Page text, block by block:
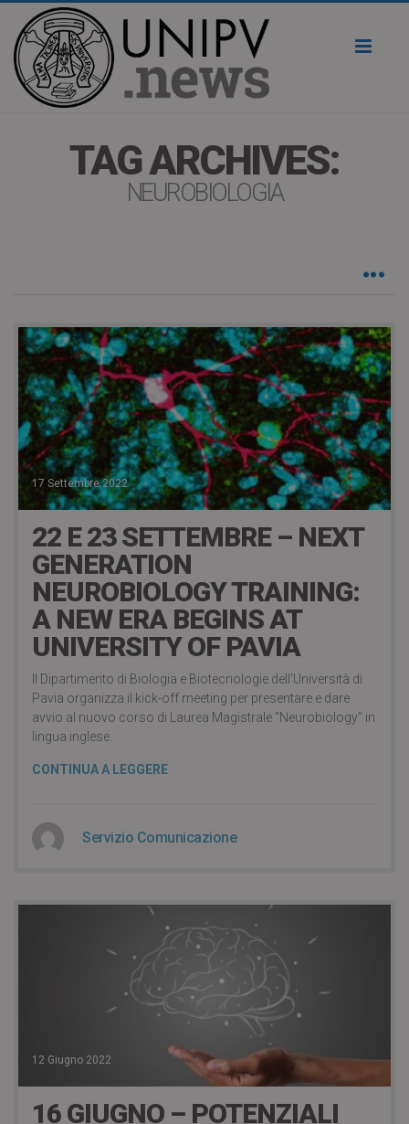
TAG ARCHIVES:
NEUROBIOLOGIA
17 Settembre 2022
22 E 23 SETTEMBRE – NEXT
GENERATION
NEUROBIOLOGY TRAINING:
A NEW ERA BEGINS AT
UNIVERSITY OF PAVIA
Il Dipartimento di Biologia e Biotecnologie dell’Università di
Pavia organizza il kick-off meeting per presentare e dare
avvio al nuovo corso di Laurea Magistrale “Neurobiology” in
lingua inglese.
CONTINUA A LEGGERE
Servizio Comunicazione
12 Giugno 2022
16 GIUGNO – POTENZIALI